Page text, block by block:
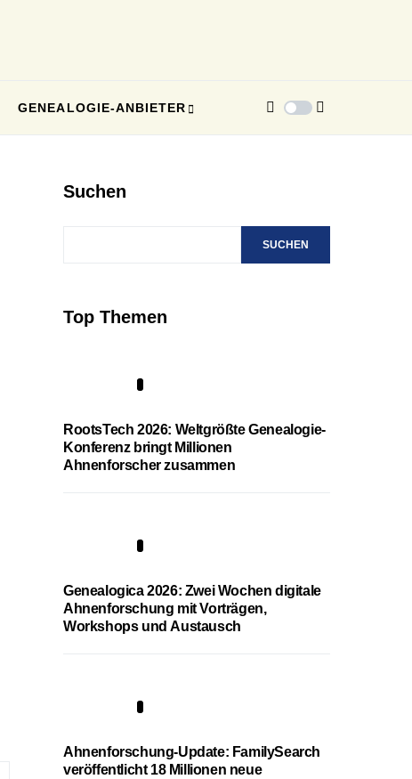
GENEALOGIE-ANBIETER
Suchen
SUCHEN
Top Themen
RootsTech 2026: Weltgrößte Genealogie-
Konferenz bringt Millionen
Ahnenforscher zusammen
Genealogica 2026: Zwei Wochen digitale
Ahnenforschung mit Vorträgen,
Workshops und Austausch
Ahnenforschung-Update: FamilySearch
veröffentlicht 18 Millionen neue